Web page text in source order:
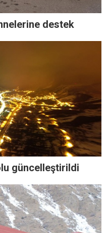
destek
güncelleştirildi